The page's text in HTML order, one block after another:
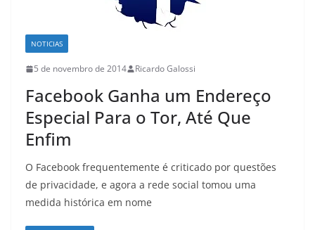
NOTICIAS
5 de novembro de 2014 Ricardo Galossi
Facebook Ganha um Endereço
Especial Para o Tor, Até Que
Enfim
O Facebook frequentemente é criticado por questões
de privacidade, e agora a rede social tomou uma
medida histórica em nome